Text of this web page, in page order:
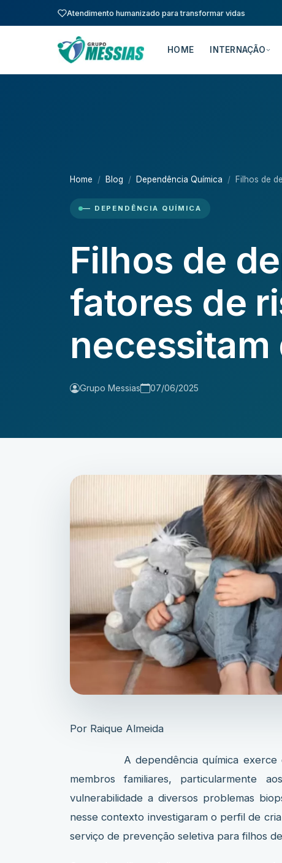
Atendimento humanizado para transformar vidas
HOME INTERNAÇÃO
Home Blog Dependência Química Filhos de
— DEPENDÊNCIA QUÍMICA
Filhos de
fatores de
necessitam
Grupo Messias 07/06/2025
Por Raique Almeida
A dependência química exerce
membros familiares, particularmente
vulnerabilidade a diversos problemas
nesse contexto investigaram o perfil de
serviço de prevenção seletiva para filhos